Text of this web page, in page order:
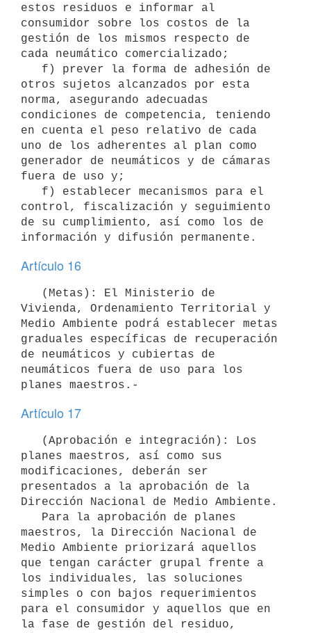
estos residuos e informar al
consumidor sobre los costos de la
gestión de los mismos respecto de
cada neumático comercializado;
otros sujetos alcanzados por esta
norma, asegurando adecuadas
condiciones de competencia, teniendo
en cuenta el peso relativo de cada
uno de los adherentes al plan como
generador de neumáticos y de cámaras
fuera de uso y;
control, fiscalización y seguimiento
de su cumplimiento, así como los de
Artículo 16
Vivienda, Ordenamiento Territorial y
Medio Ambiente podrá establecer metas
graduales específicas de recuperación
de neumáticos y cubiertas de
neumáticos fuera de uso para los
Artículo 17
planes maestros, así como sus
modificaciones, deberán ser
presentados a la aprobación de la
Dirección Nacional de Medio Ambiente.
maestros, la Dirección Nacional de
Medio Ambiente priorizará aquellos
que tengan carácter grupal frente a
los individuales, las soluciones
simples o con bajos requerimientos
para el consumidor y aquellos que en
la fase de gestión del residuo,